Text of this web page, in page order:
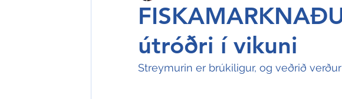
útróðri í vikuni
Streymurin er brúkiligur, og veðrið